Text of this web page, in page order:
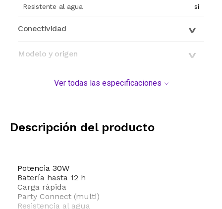
Resistente al agua si
Conectividad
Modelo y origen
Ver todas las especificaciones
Descripción del producto
Potencia 30W
Batería hasta 12 h
Carga rápida
Party Connect (multi)
Resistencia al agua